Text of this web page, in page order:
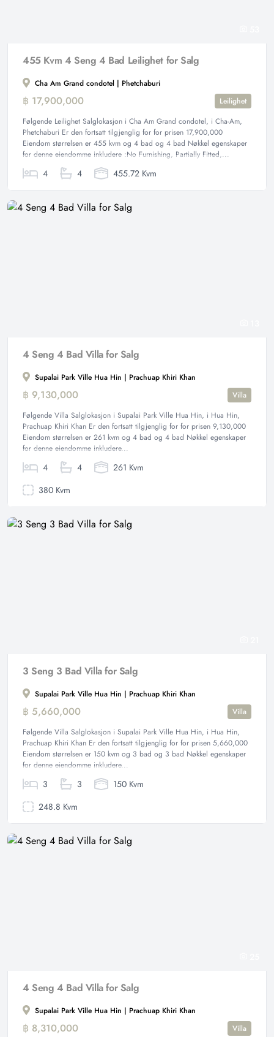
455 Kvm 4 Seng 4 Bad Leilighet for Salg
Cha Am Grand condotel | Phetchaburi
฿ 17,900,000
Leilighet
Følgende Leilighet Salglokasjon i Cha Am Grand condotel, i Cha-Am,
Phetchaburi Er den fortsatt tilgjenglig for for prisen 17,900,000
Eiendom størrelsen er 455 kvm og 4 bad og 4 bad Nøkkel egenskaper
for denne eiendomme inkludere :No Furnishing, Partially Fitted,...
4 4 455.72 Kvm
4 Seng 4 Bad Villa for Salg
Supalai Park Ville Hua Hin | Prachuap Khiri Khan
฿ 9,130,000
Villa
Følgende Villa Salglokasjon i Supalai Park Ville Hua Hin, i Hua Hin,
Prachuap Khiri Khan Er den fortsatt tilgjenglig for for prisen 9,130,000
Eiendom størrelsen er 261 kvm og 4 bad og 4 bad Nøkkel egenskaper
for denne eiendomme inkludere...
4 4
261 Kvm
380 Kvm
3 Seng 3 Bad Villa for Salg
Supalai Park Ville Hua Hin | Prachuap Khiri Khan
฿ 5,660,000
Villa
Følgende Villa Salglokasjon i Supalai Park Ville Hua Hin, i Hua Hin,
Prachuap Khiri Khan Er den fortsatt tilgjenglig for for prisen 5,660,000
Eiendom størrelsen er 150 kvm og 3 bad og 3 bad Nøkkel egenskaper
for denne eiendomme inkludere...
3 3
150 Kvm
248.8 Kvm
4 Seng 4 Bad Villa for Salg
Supalai Park Ville Hua Hin | Prachuap Khiri Khan
฿ 8,310,000 Villa